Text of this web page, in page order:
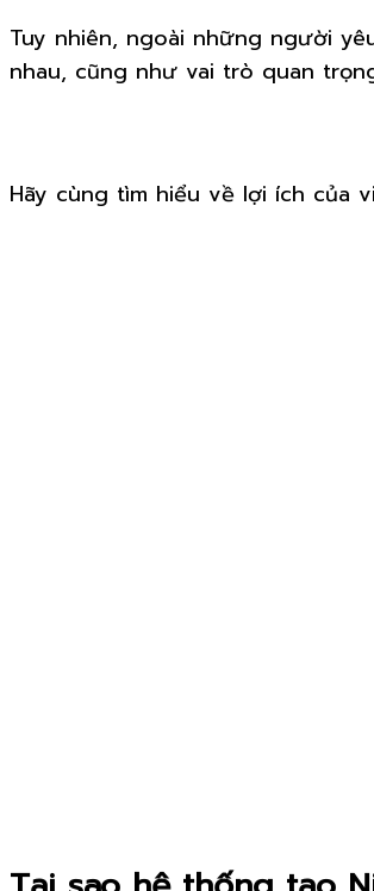
Tuy nhiên, ngoài những người
nhau, cũng như vai trò quan
Hãy cùng tìm hiểu về lợi ích của